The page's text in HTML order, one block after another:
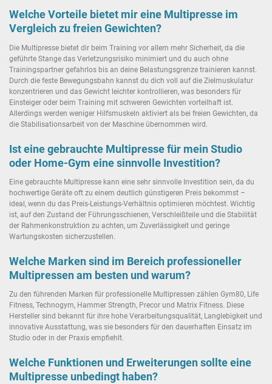
Welche Vorteile bietet mir eine Multipresse im
Vergleich zu freien Gewichten?
Die Multipresse bietet dir beim Training vor allem mehr Sicherheit, da die
geführte Stange das Verletzungsrisiko minimiert und du auch ohne
Trainingspartner gefahrlos bis an deine Belastungsgrenze trainieren kannst.
Durch die feste Bewegungsbahn kannst du dich voll auf die Zielmuskulatur
konzentrieren und das Gewicht leichter kontrollieren, was besonders für
Einsteiger oder beim Training mit schweren Gewichten vorteilhaft ist.
Allerdings werden weniger Hilfsmuskeln aktiviert als bei freien Gewichten, da
die Stabilisationsarbeit von der Maschine übernommen wird.
Ist eine gebrauchte Multipresse für mein Studio
oder Home-Gym eine sinnvolle Investition?
Eine gebrauchte Multipresse kann eine sehr sinnvolle Investition sein, da du
hochwertige Geräte oft zu einem deutlich günstigeren Preis bekommst –
ideal, wenn du das Preis-Leistungs-Verhältnis optimieren möchtest. Wichtig
ist, auf den Zustand der Führungsschienen, Verschleißteile und die Stabilität
der Rahmenkonstruktion zu achten, um Zuverlässigkeit und geringe
Wartungskosten sicherzustellen.
Welche Marken sind im Bereich professioneller
Multipressen am besten und warum?
Zu den führenden Marken für professionelle Multipressen zählen Gym80, Life
Fitness, Technogym, Hammer Strength, Precor und Matrix Fitness. Diese
Hersteller sind bekannt für ihre hohe Verarbeitungsqualität, Langlebigkeit und
innovative Ausstattung, was sie besonders für den dauerhaften Einsatz im
Studio oder in der Praxis empfiehlt.
Welche Funktionen und Erweiterungen sollte eine
Multipresse unbedingt haben?